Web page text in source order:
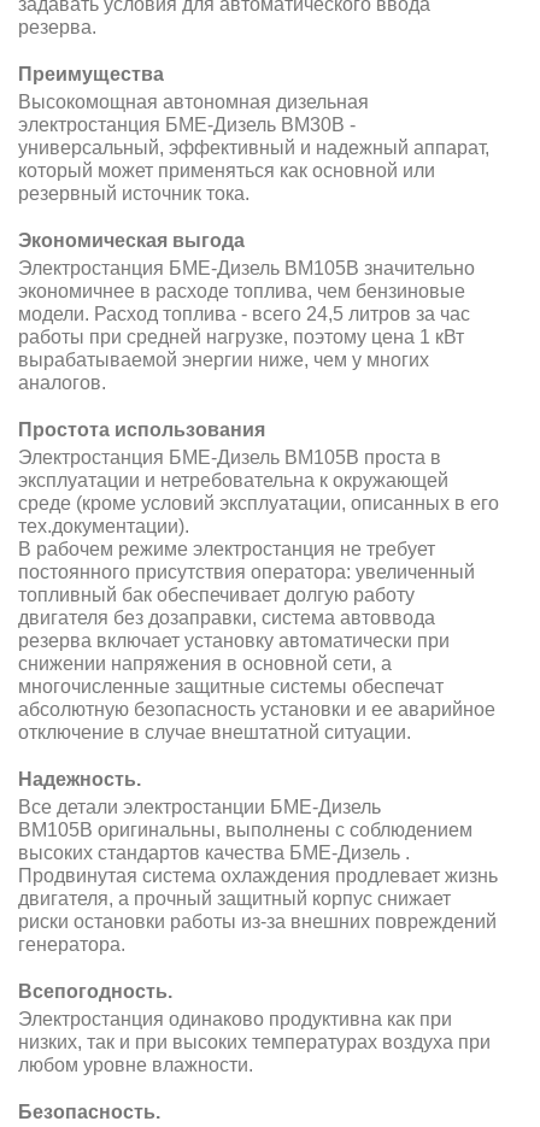
резерва.
Преимущества
Высокомощная автономная дизельная
электростанция БМЕ-Дизель BM30B -
универсальный, эффективный и надежный аппарат,
который может применяться как основной или
резервный источник тока.
Экономическая выгода
Электростанция БМЕ-Дизель BM105B значительно
экономичнее в расходе топлива, чем бензиновые
модели. Расход топлива - всего 24,5 литров за час
работы при средней нагрузке, поэтому цена 1 кВт
вырабатываемой энергии ниже, чем у многих
аналогов.
Простота использования
Электростанция БМЕ-Дизель BM105B проста в
эксплуатации и нетребовательна к окружающей
среде (кроме условий эксплуатации, описанных в его
тех.документации).
В рабочем режиме электростанция не требует
постоянного присутствия оператора: увеличенный
топливный бак обеспечивает долгую работу
двигателя без дозаправки, система автоввода
резерва включает установку автоматически при
снижении напряжения в основной сети, а
многочисленные защитные системы обеспечат
абсолютную безопасность установки и ее аварийное
отключение в случае внештатной ситуации.
Надежность.
Все детали электростанции БМЕ-Дизель
BM105B оригинальны, выполнены с соблюдением
высоких стандартов качества БМЕ-Дизель .
Продвинутая система охлаждения продлевает жизнь
двигателя, а прочный защитный корпус снижает
риски остановки работы из-за внешних повреждений
генератора.
Всепогодность.
Электростанция одинаково продуктивна как при
низких, так и при высоких температурах воздуха при
любом уровне влажности.
Безопасность.